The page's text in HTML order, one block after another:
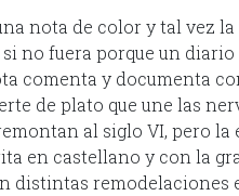
nota de color y tal vez
no fuera porque un
comenta y documenta
de plato que une las
al siglo VI, pero
en castellano y con la
distintas remodelaciones